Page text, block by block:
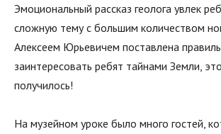
Эмоциональный рассказ геолога увлек
сложную тему с большим количеством
Алексеем Юрьевичем поставлена
заинтересовать ребят тайнами Земли,
получилось!
На музейном уроке было много гостей,